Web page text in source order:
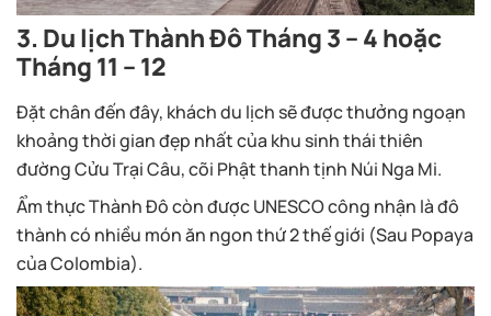
3. Du lịch Thành Đô Tháng 3 – 4 hoặc
Tháng 11 – 12
Đặt chân đến đây, khách du lịch sẽ được thưởng ngoạn
khoảng thời gian đẹp nhất của khu sinh thái thiên
đường Cửu Trại Câu, cõi Phật thanh tịnh Núi Nga Mi.
Ẩm thực Thành Đô còn được UNESCO công nhận là đô
thành có nhiều món ăn ngon thứ 2 thế giới (Sau Popaya
của Colombia).